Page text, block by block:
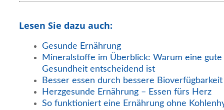
Lesen Sie dazu auch:
Gesunde Ernährung
Mineralstoffe im Überblick: Warum eine
Gesundheit entscheidend ist
Besser essen durch bessere
Herzgesunde Ernährung – Essen fürs Herz
So funktioniert eine Ernährung ohne